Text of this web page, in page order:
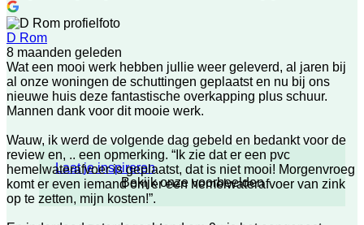
Laat je inspireren
Bekijk onze voorbeelden
D Rom
8 maanden geleden
Wat een mooi werk hebben jullie weer geleverd, al jaren bij
al onze woningen de schuttingen geplaatst en nu bij ons
nieuwe huis deze fantastische overkapping plus schuur.
Mannen dank voor dit mooie werk.
Wauw, ik werd de volgende dag gebeld en bedankt voor de
review en, .. een opmerking. “Ik zie dat er een pvc
hemelwaterafvoer is geplaatst, dat is niet mooi! Morgenvroeg
komt er even iemand om er een hemelwaterafvoer van zink
op te zetten, mijn kosten!”.